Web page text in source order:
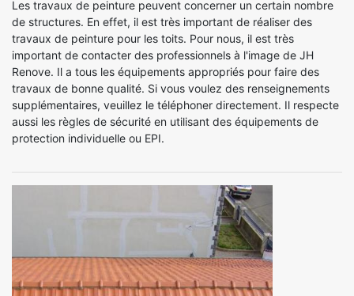
Les travaux de peinture peuvent concerner un certain nombre
de structures. En effet, il est très important de réaliser des
travaux de peinture pour les toits. Pour nous, il est très
important de contacter des professionnels à l'image de JH
Renove. Il a tous les équipements appropriés pour faire des
travaux de bonne qualité. Si vous voulez des renseignements
supplémentaires, veuillez le téléphoner directement. Il respecte
aussi les règles de sécurité en utilisant des équipements de
protection individuelle ou EPI.